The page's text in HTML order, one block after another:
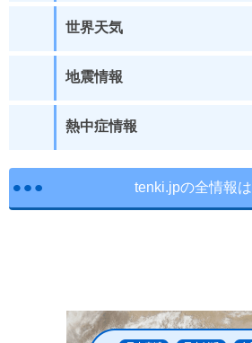
世界天気
地震情報
熱中症情報
tenki.jpの全情報